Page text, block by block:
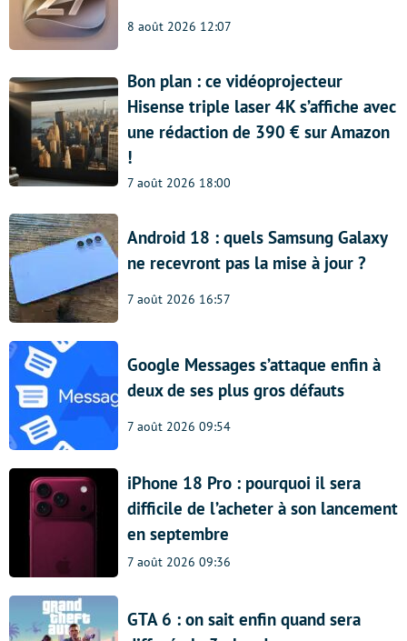
8 août 2026 12:07
Bon plan : ce vidéoprojecteur
Hisense triple laser 4K s’affiche avec
une rédaction de 390 € sur Amazon
!
7 août 2026 18:00
Android 18 : quels Samsung Galaxy
ne recevront pas la mise à jour ?
7 août 2026 16:57
Google Messages s’attaque enfin à
deux de ses plus gros défauts
7 août 2026 09:54
iPhone 18 Pro : pourquoi il sera
difficile de l’acheter à son lancement
en septembre
7 août 2026 09:36
GTA 6 : on sait enfin quand sera